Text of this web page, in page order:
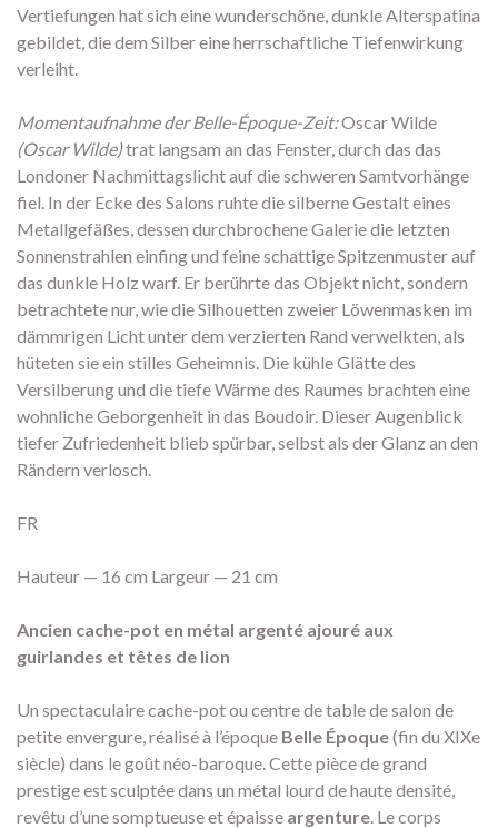
Vertiefungen hat sich eine wunderschöne, dunkle Alterspatina
gebildet, die dem Silber eine herrschaftliche Tiefenwirkung
verleiht.
Momentaufnahme der Belle-Époque-Zeit:Oscar Wilde
(Oscar Wilde)trat langsam an das Fenster, durch das das
Londoner Nachmittagslicht auf die schweren Samtvorhänge
fiel. In der Ecke des Salons ruhte die silberne Gestalt eines
Metallgefäßes, dessen durchbrochene Galerie die letzten
Sonnenstrahlen einfing und feine schattige Spitzenmuster auf
das dunkle Holz warf. Er berührte das Objekt nicht, sondern
betrachtete nur, wie die Silhouetten zweier Löwenmasken im
dämmrigen Licht unter dem verzierten Rand verwelkten, als
hüteten sie ein stilles Geheimnis. Die kühle Glätte des
Versilberung und die tiefe Wärme des Raumes brachten eine
wohnliche Geborgenheit in das Boudoir. Dieser Augenblick
tiefer Zufriedenheit blieb spürbar, selbst als der Glanz an den
Rändern verlosch.
FR
Hauteur — 16 cm Largeur — 21 cm
Ancien cache-pot en métal argenté ajouré aux
guirlandes et têtes de lion
Un spectaculaire cache-pot ou centre de table de salon de
petite envergure, réalisé à l’époque Belle Époque(fin du XIXe
siècle) dans le goût néo-baroque. Cette pièce de grand
prestige est sculptée dans un métal lourd de haute densité,
revêtu d’une somptueuse et épaisse argenture. Le corps